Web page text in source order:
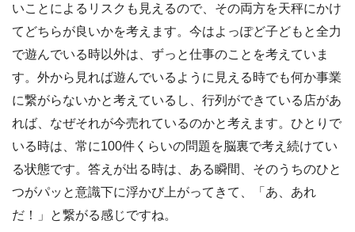
いことによるリスクも見えるので、その両方を天秤にかけ
てどちらが良いかを考えます。今はよっぽど子どもと全力
で遊んでいる時以外は、ずっと仕事のことを考えていま
す。外から見れば遊んでいるように見える時でも何か事業
に繋がらないかと考えているし、行列ができている店があ
れば、なぜそれが今売れているのかと考えます。ひとりで
いる時は、常に100件くらいの問題を脳裏で考え続けてい
る状態です。答えが出る時は、ある瞬間、そのうちのひと
つがパッと意識下に浮かび上がってきて、「あ、あれ
だ！」と繋がる感じですね。